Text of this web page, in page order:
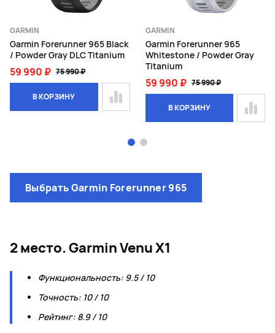
GARMIN
Garmin Forerunner 965 Black
/ Powder Gray DLC Titanium
59 990 ₽ 75 990 ₽
В КОРЗИНУ
GARMIN
Garmin Forerunner 965
Whitestone / Powder Gray
Titanium
59 990 ₽ 75 990 ₽
В КОРЗИНУ
Выбрать Garmin Forerunner 965
2 место. Garmin Venu X1
Функциональность: 9.5 / 10
Точность: 10 / 10
Рейтинг: 8.9 / 10